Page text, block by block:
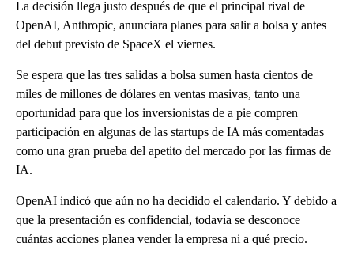
La decisión llega justo después de que el principal rival de
OpenAI, Anthropic, anunciara planes para salir a bolsa y antes
del debut previsto de SpaceX el viernes.
Se espera que las tres salidas a bolsa sumen hasta cientos de
miles de millones de dólares en ventas masivas, tanto una
oportunidad para que los inversionistas de a pie compren
participación en algunas de las startups de IA más comentadas
como una gran prueba del apetito del mercado por las firmas de
IA.
OpenAI indicó que aún no ha decidido el calendario. Y debido a
que la presentación es confidencial, todavía se desconoce
cuántas acciones planea vender la empresa ni a qué precio.